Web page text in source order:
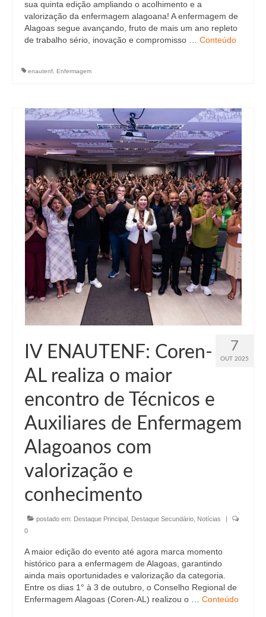
sua quinta edição ampliando o acolhimento e a
valorização da enfermagem alagoana! A enfermagem de
Alagoas segue avançando, fruto de mais um ano repleto
de trabalho sério, inovação e compromisso … Conteúdo
enautenf Enfermagem
7
OUT 2025
IV ENAUTENF: Coren-
AL realiza o maior
encontro de Técnicos e
Auxiliares de Enfermagem
Alagoanos com
valorização e
conhecimento
postado em: Destaque Principal Destaque Secundário Notícias
|
0
A maior edição do evento até agora marca momento
histórico para a enfermagem de Alagoas, garantindo
ainda mais oportunidades e valorização da categoria.
Entre os dias 1° à 3 de outubro, o Conselho Regional de
Enfermagem Alagoas (Coren-AL) realizou o … Conteúdo